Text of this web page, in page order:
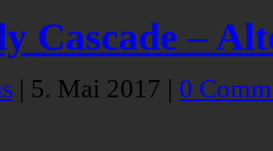
Cascade –
| 5. Mai 2017 | 0